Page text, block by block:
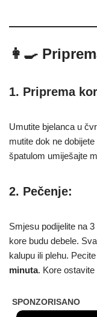
👩‍🍳
1. Priprema
Umutite bjelanca u
mutite dok ne
špatulom umiješajte
2. Pečenje:
Smjesu podijelite na
kore budu debele.
kalupu ili plehu.
minuta. Kore ostavite